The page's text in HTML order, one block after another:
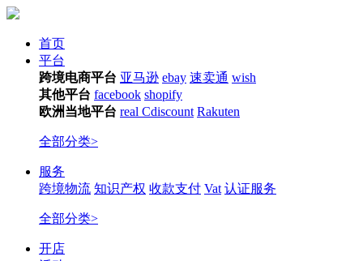
首页
平台
跨境电商平台 亚马逊 ebay 速卖通 wish
其他平台 facebook shopify
欧洲当地平台 real Cdiscount Rakuten
全部分类>
服务
跨境物流 知识产权 收款支付 Vat 认证服务
全部分类>
开店